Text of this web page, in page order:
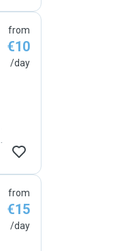
from
€10
/day
from
€15
/day